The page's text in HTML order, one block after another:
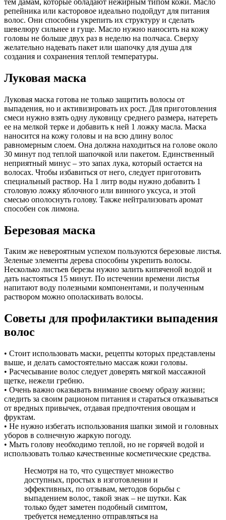
репейника или касторовое идеально подойдут для питания
волос. Они способны укрепить их структуру и сделать
шевелюру сильнее и гуще. Масло нужно наносить на кожу
головы не больше двух раз в неделю на полчаса. Сверху
желательно надевать пакет или шапочку для душа для
создания и сохранения теплой температуры.
Луковая маска
Луковая маска готова не только защитить волосы от
выпадения, но и активизировать их рост. Для приготовления
смеси нужно взять одну луковицу среднего размера, натереть
ее на мелкой терке и добавить к ней 1 ложку масла. Маска
наносится на кожу головы и на всю длину волос
равномерным слоем. Она должна находиться на голове около
30 минут под теплой шапочкой или пакетом. Единственный
неприятный минус – это запах лука, который остается на
волосах. Чтобы избавиться от него, следует приготовить
специальный раствор. На 1 литр воды нужно добавить 1
столовую ложку яблочного или винного уксуса, и этой
смесью ополоснуть голову. Также нейтрализовать аромат
способен сок лимона.
Березовая маска
Таким же невероятным успехом пользуются березовые листья.
Зеленые элементы дерева способны укрепить волосы.
Несколько листьев березы нужно залить кипяченой водой и
дать настояться 15 минут. По истечении времени листья
напитают воду полезными компонентами, и полученным
раствором можно ополаскивать волосы.
Советы для профилактики выпадения
волос
• Стоит использовать маски, рецепты которых представлены
выше, и делать самостоятельно массаж кожи головы.
• Расчесывание волос следует доверять мягкой массажной
щетке, нежели гребню.
• Очень важно оказывать внимание своему образу жизни;
следить за своим рационом питания и стараться отказываться
от вредных привычек, отдавая предпочтения овощам и
фруктам.
• Не нужно избегать использования шапки зимой и головных
уборов в солнечную жаркую погоду.
• Мыть голову необходимо теплой, но не горячей водой и
использовать только качественные косметические средства.
Несмотря на то, что существует множество
доступных, простых в изготовлении и
эффективных, по отзывам, методов борьбы с
выпадением волос, такой знак – не шутки. Как
только будет заметен подобный симптом,
требуется немедленно отправляться на